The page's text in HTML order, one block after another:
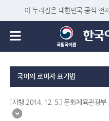
이 누리집은 대한민국 공식 전
국어의 로마자 표기법
[시행 2014. 12. 5.] 문화체육관광